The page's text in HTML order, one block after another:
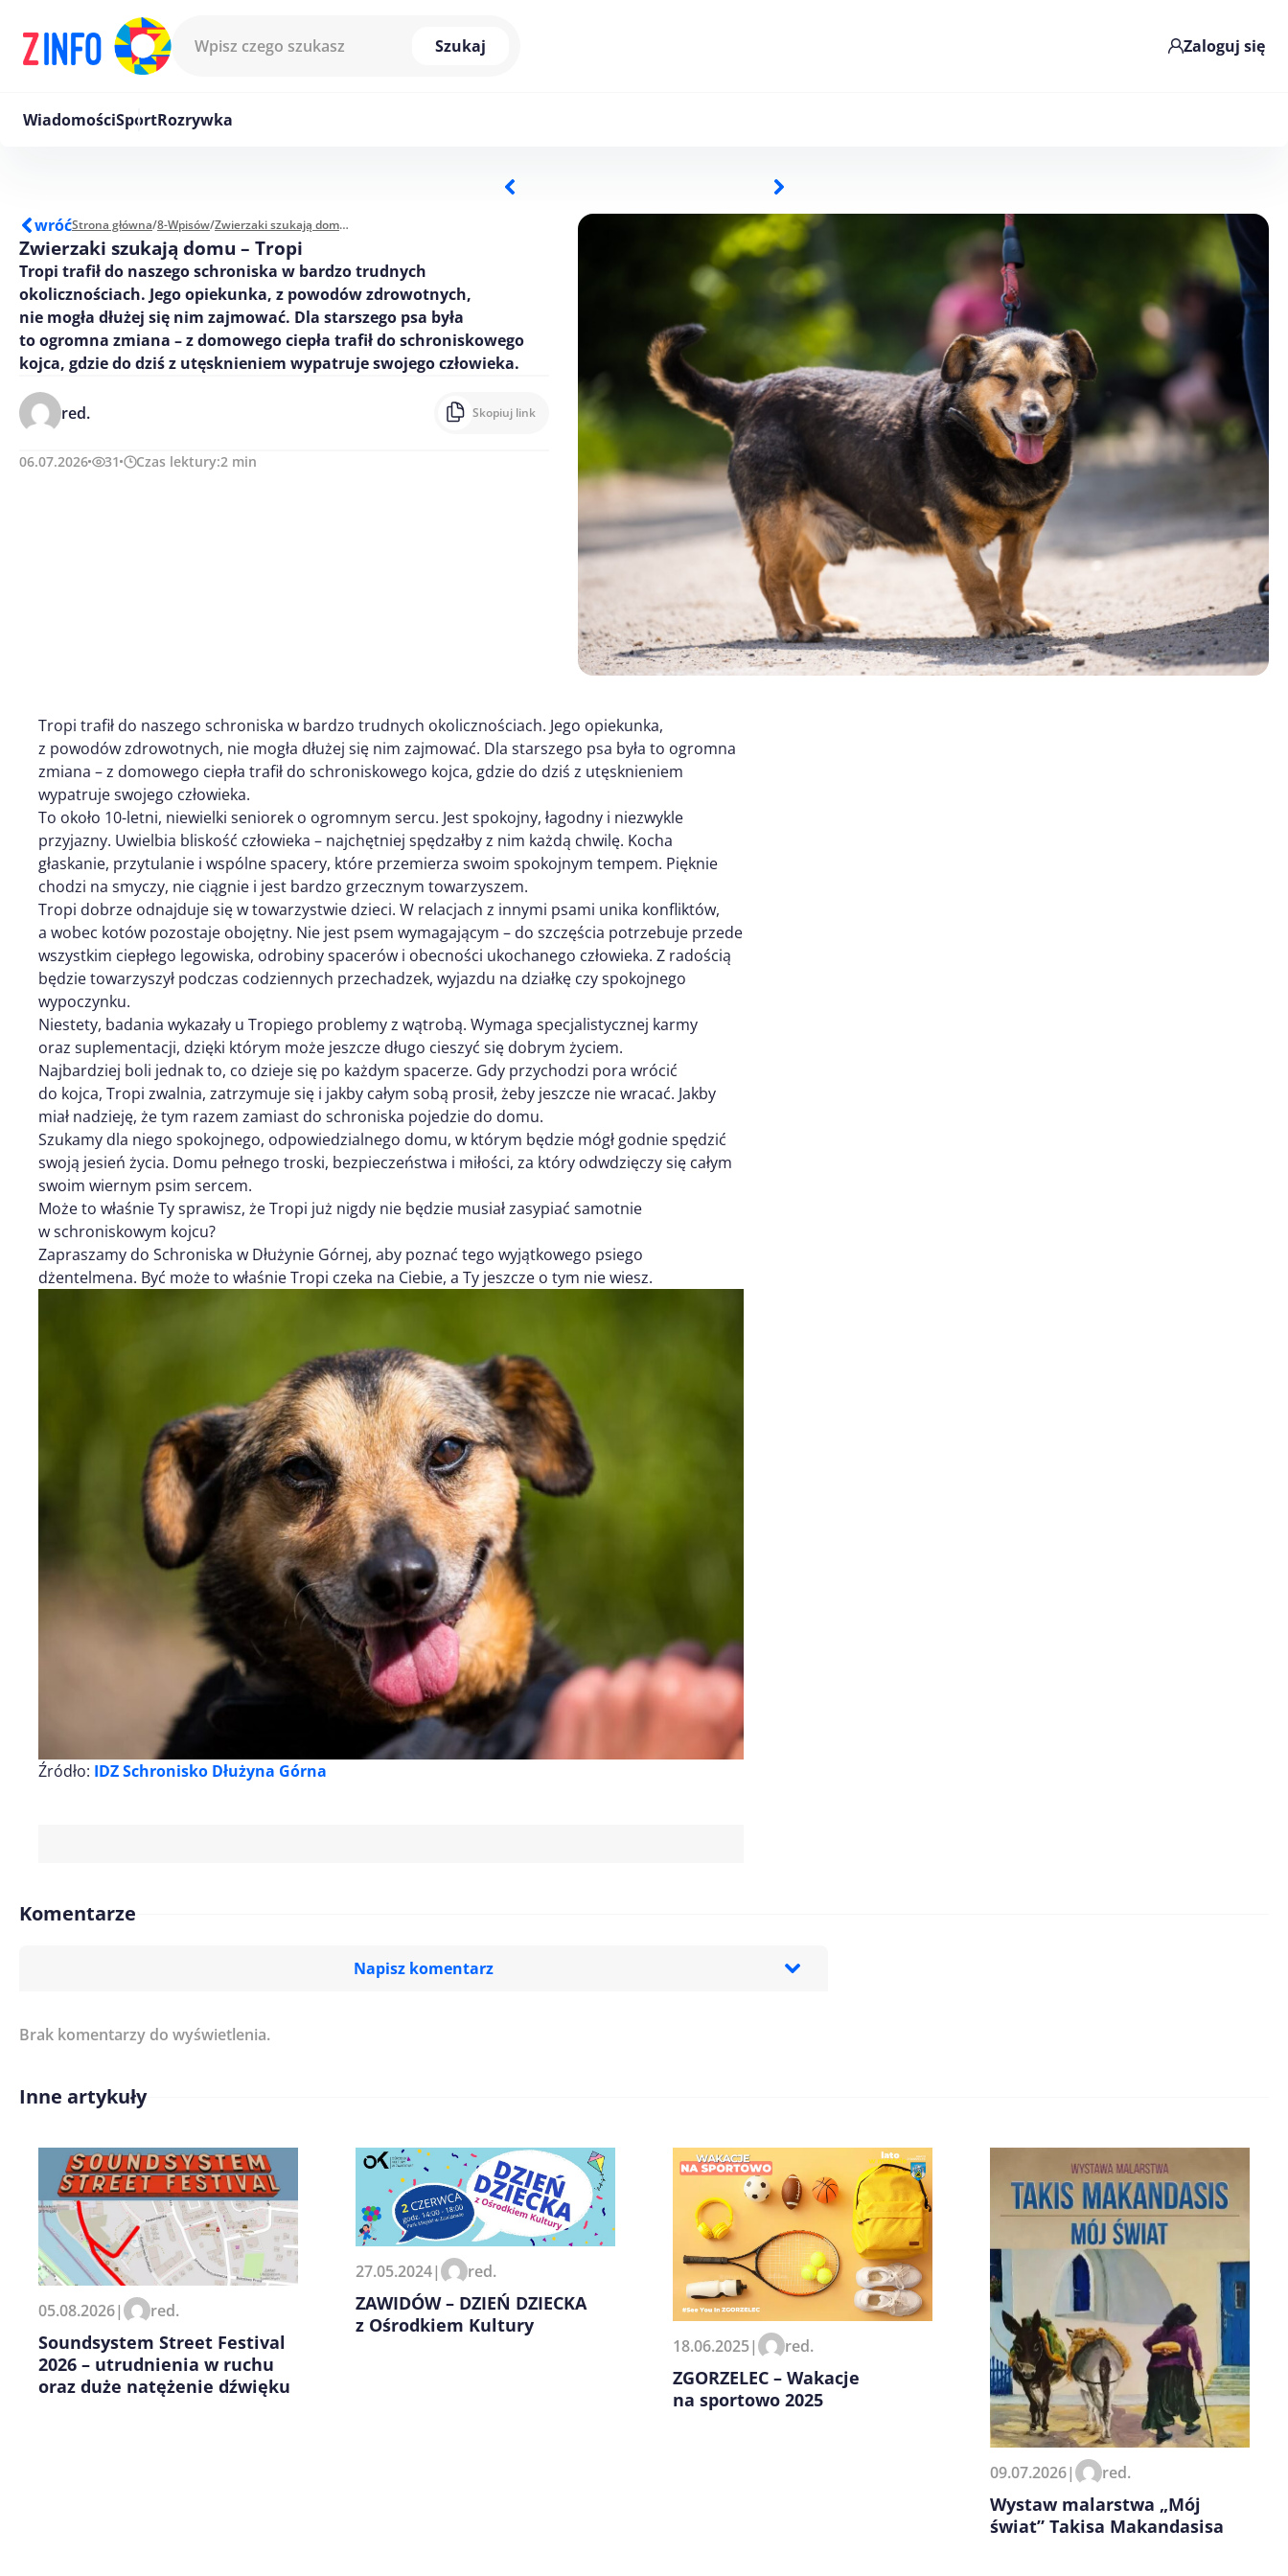
Szukaj
Zaloguj się
WiadomościSportRozrywka
wróćStrona główna/8-Wpisów/ Zwierzaki szukają domu - Tropi
Zwierzaki szukają domu – Tropi
Tropi trafił do naszego schroniska w bardzo trudnych
okolicznościach. Jego opiekunka, z powodów zdrowotnych,
nie mogła dłużej się nim zajmować. Dla starszego psa była
to ogromna zmiana – z domowego ciepła trafił do schroniskowego
kojca, gdzie do dziś z utęsknieniem wypatruje swojego człowieka.
red. Skopiuj link
06.07.2026 31 Czas lektury:2 min
Tropi trafił do naszego schroniska w bardzo trudnych okolicznościach. Jego opiekunka,
z powodów zdrowotnych, nie mogła dłużej się nim zajmować. Dla starszego psa była to ogromna
zmiana – z domowego ciepła trafił do schroniskowego kojca, gdzie do dziś z utęsknieniem
wypatruje swojego człowieka.
To około 10-letni, niewielki seniorek o ogromnym sercu. Jest spokojny, łagodny i niezwykle
przyjazny. Uwielbia bliskość człowieka – najchętniej spędzałby z nim każdą chwilę. Kocha
głaskanie, przytulanie i wspólne spacery, które przemierza swoim spokojnym tempem. Pięknie
chodzi na smyczy, nie ciągnie i jest bardzo grzecznym towarzyszem.
Tropi dobrze odnajduje się w towarzystwie dzieci. W relacjach z innymi psami unika konfliktów,
a wobec kotów pozostaje obojętny. Nie jest psem wymagającym – do szczęścia potrzebuje przede
wszystkim ciepłego legowiska, odrobiny spacerów i obecności ukochanego człowieka. Z radością
będzie towarzyszył podczas codziennych przechadzek, wyjazdu na działkę czy spokojnego
wypoczynku.
Niestety, badania wykazały u Tropiego problemy z wątrobą. Wymaga specjalistycznej karmy
oraz suplementacji, dzięki którym może jeszcze długo cieszyć się dobrym życiem.
Najbardziej boli jednak to, co dzieje się po każdym spacerze. Gdy przychodzi pora wrócić
do kojca, Tropi zwalnia, zatrzymuje się i jakby całym sobą prosił, żeby jeszcze nie wracać. Jakby
miał nadzieję, że tym razem zamiast do schroniska pojedzie do domu.
Szukamy dla niego spokojnego, odpowiedzialnego domu, w którym będzie mógł godnie spędzić
swoją jesień życia. Domu pełnego troski, bezpieczeństwa i miłości, za który odwdzięczy się całym
swoim wiernym psim sercem.
Może to właśnie Ty sprawisz, że Tropi już nigdy nie będzie musiał zasypiać samotnie
w schroniskowym kojcu?
Zapraszamy do Schroniska w Dłużynie Górnej, aby poznać tego wyjątkowego psiego
dżentelmena. Być może to właśnie Tropi czeka na Ciebie, a Ty jeszcze o tym nie wiesz.
Źródło: IDZ Schronisko Dłużyna Górna
Komentarze
Napisz komentarz
Imię/ Nick*
Zapamiętaj moje dane w tej przeglądarce podczas pisania
kolejnych komentarzy.
Brak komentarzy do wyświetlenia.
Inne artykuły
05.08.2026| red.
Soundsystem Street Festival
2026 – utrudnienia w ruchu
oraz duże natężenie dźwięku
27.05.2024| red.
ZAWIDÓW – DZIEŃ DZIECKA
z Ośrodkiem Kultury
18.06.2025| red.
ZGORZELEC – Wakacje
na sportowo 2025
09.07.2026| red.
Wystaw malarstwa „Mój
świat” Takisa Makandasisa